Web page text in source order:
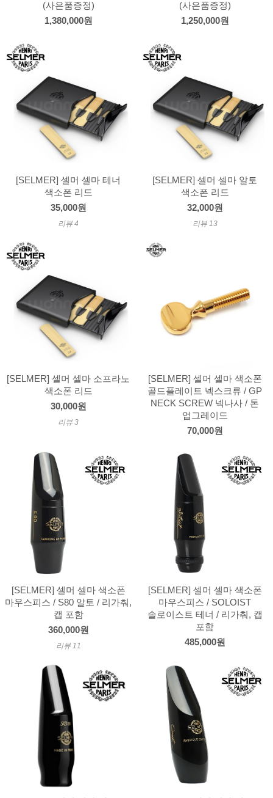
(사은품증정)
1,380,000원
(사은품증정)
1,250,000원
[SELMER] 셀머 셀마 테너
색소폰 리드
35,000원
리뷰 4
[SELMER] 셀머 셀마 알토
색소폰 리드
32,000원
리뷰 13
[SELMER] 셀머 셀마 소프라노
색소폰 리드
30,000원
리뷰 3
[SELMER] 셀머 셀마 색소폰
골드플레이트 넥스크류 / GP
NECK SCREW 넥나사 / 톤
업그레이드
70,000원
[SELMER] 셀머 셀마 색소폰
마우스피스 / S80 알토 / 리가춰,
캡 포함
360,000원
리뷰 11
[SELMER] 셀머 셀마 색소폰
마우스피스 / SOLOIST
솔로이스트 테너 / 리가춰, 캡
포함
485,000원